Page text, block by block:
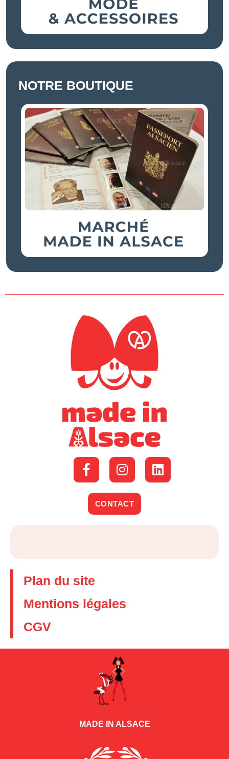
NOTRE BOUTIQUE
CONTACT
Plan du site
Mentions légales
CGV
MADE IN ALSACE